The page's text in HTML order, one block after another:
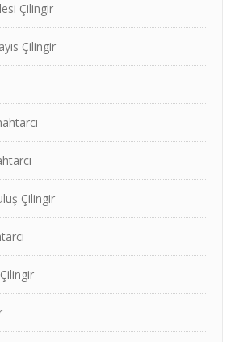
Çilingir
Çilingir
Çilingir